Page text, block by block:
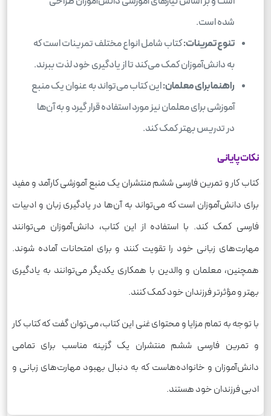
شده است.
تنوع تمرینات:کتاب شامل انواع مختلف تمرینات است که
به دانش‌آموزان کمک می‌کند تا از یادگیری خود لذت ببرند.
راهنما برای معلمان:این کتاب می‌تواند به عنوان یک منبع
آموزشی برای معلمان نیز مورد استفاده قرار گیرد و به آن‌ها
در تدریس بهتر کمک کند.
نکات پایانی
کتاب کار و تمرین فارسی ششم منتشران یک منبع آموزشی کارآمد و مفید
برای دانش‌آموزان است که می‌تواند به آن‌ها در یادگیری زبان و ادبیات
فارسی کمک کند. با استفاده از این کتاب، دانش‌آموزان می‌توانند
مهارت‌های زبانی خود را تقویت کنند و برای امتحانات آماده شوند.
همچنین، معلمان و والدین با همکاری یکدیگر می‌توانند به یادگیری
بهتر و مؤثرتر فرزندان خود کمک کنند.
با توجه به تمام مزایا و محتوای غنی این کتاب، می‌توان گفت که کتاب کار
و تمرین فارسی ششم منتشران یک گزینه مناسب برای تمامی
دانش‌آموزان و خانواده‌هاست که به دنبال بهبود مهارت‌های زبانی و
ادبی فرزندان خود هستند.